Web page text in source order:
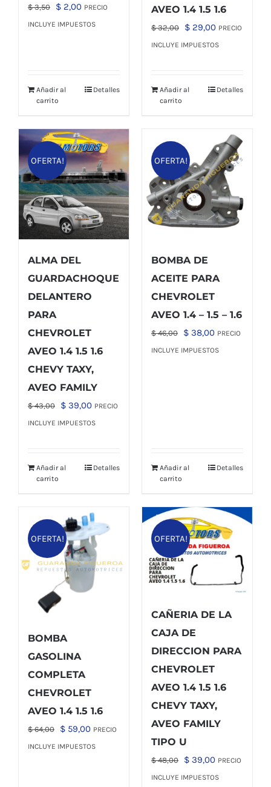
$3,50
El
precio
$ 2,00El
precio
PRECIO
INCLUYE IMPUESTOS
Añadir al
carrito
Detalles
AVEO 1.4 1.5 1.6
$32,00
El
precio
$ 32,00.
$ 29,00El
precio
$ 29,00.
PRECIO
INCLUYE IMPUESTOS
Añadir al
carrito
Detalles
OFERTA!
ALMA DEL
GUARDACHOQUE
DELANTERO
PARA
CHEVROLET
AVEO 1.4 1.5 1.6
CHEVY TAXY,
AVEO FAMILY
$43,00
El
precio
$ 43,00.
$ 39,00El
precio
$ 39,00.
PRECIO
INCLUYE IMPUESTOS
Añadir al
carrito
Detalles
OFERTA!
BOMBA DE
ACEITE PARA
CHEVROLET
AVEO 1.4 – 1.5 – 1.6
$46,00
El
precio
$ 38,00El
precio
PRECIO
INCLUYE IMPUESTOS
Añadir al
carrito
Detalles
OFERTA!
BOMBA
GASOLINA
COMPLETA
CHEVROLET
AVEO 1.4 1.5 1.6
$64,00
El
precio
$ 59,00El
precio
PRECIO
INCLUYE IMPUESTOS
OFERTA!
CAÑERIA DE LA
CAJA DE
DIRECCION PARA
CHEVROLET
AVEO 1.4 1.5 1.6
CHEVY TAXY,
AVEO FAMILY
TIPO U
$48,00
El
precio
$ 39,00El
precio
PRECIO
INCLUYE IMPUESTOS